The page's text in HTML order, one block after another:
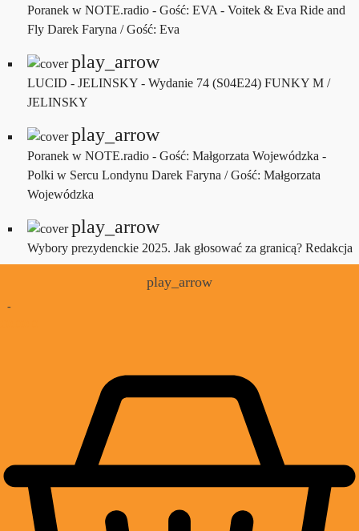
Poranek w NOTE.radio - Gość: EVA - Voitek & Eva Ride and
Fly Darek Faryna / Gość: Eva
play_arrow
LUCID - JELINSKY - Wydanie 74 (S04E24) FUNKY M /
JELINSKY
play_arrow
Poranek w NOTE.radio - Gość: Małgorzata Wojewódzka -
Polki w Sercu Londynu Darek Faryna / Gość: Małgorzata
Wojewódzka
play_arrow
Wybory prezydenckie 2025. Jak głosować za granicą? Redakcja
play_arrow
-